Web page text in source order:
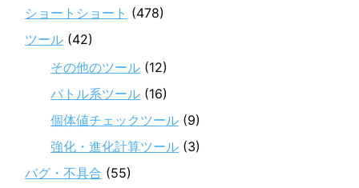
ショートショート (478)
ツール (42)
その他のツール (12)
バトル系ツール (16)
個体値チェックツール (9)
強化・進化計算ツール (3)
バグ・不具合 (55)